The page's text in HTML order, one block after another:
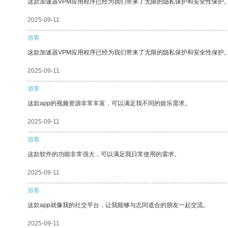
这款加速器VPM应用程序已经为我们带来了无限的隐私保护和安全性保护
2025-09-11
游客
这款加速器VPM应用程序已经为我们带来了无限的隐私保护和安全性保护
2025-09-11
游客
这款app的视频资源非常丰富，可以满足我不同的娱乐需求。
2025-09-11
游客
这款软件的功能非常强大，可以满足我日常使用的需求。
2025-09-11
游客
这款app就像我的社交平台，让我能够与志同道合的朋友一起交流。
2025-09-11